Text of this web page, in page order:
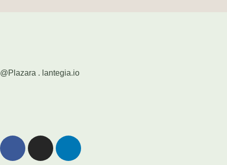
@Plazara . lantegia.io